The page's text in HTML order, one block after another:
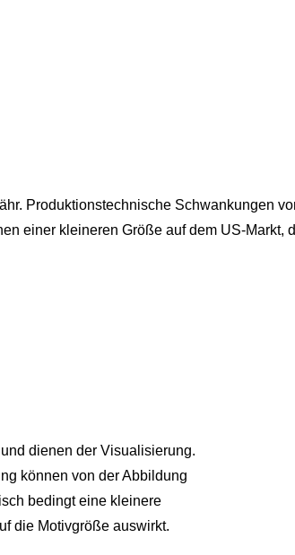
Produktionstechnische Schwankungen
einer kleineren Größe auf dem US-
dienen der Visualisierung.
können von der Abbildung
bedingt eine kleinere
die Motivgröße auswirkt.